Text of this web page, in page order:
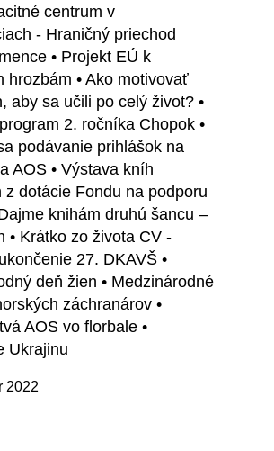
centrum v
- Hraničný priechod
• Projekt EÚ k
hrozbám • Ako motivovať
aby sa učili po celý život? •
2. ročníka Chopok •
podávanie prihlášok na
AOS • Výstava kníh
z dotácie Fondu na podporu
knihám druhú šancu –
• Krátko zo života CV -
27. DKAVŠ •
deň žien • Medzinárodné
záchranárov •
AOS vo florbale •
Ukrajinu
2022